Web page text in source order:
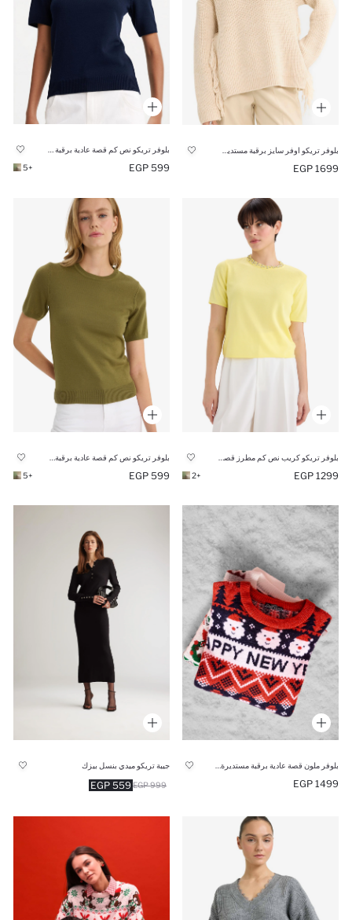
1699 EGP
599 EGP
+5
1299 EGP
+2
599 EGP
+5
1499 EGP
جيبة تريكو ميدي بنسل بيزك
559 EGP 999 EGP